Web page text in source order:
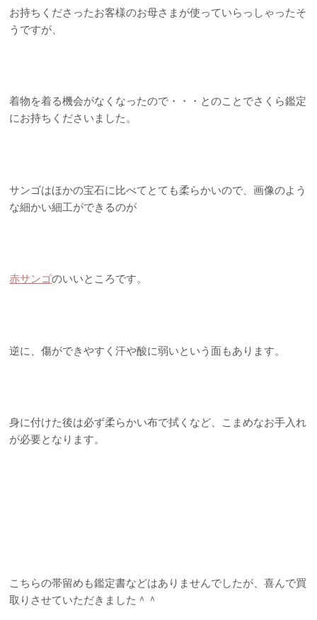
お持ちくださったお客様のお母さまが使っていらっしゃったそ
うですが、
着物を着る機会がなくなったので・・・とのことでさくら鑑定
にお持ちくださいました。
サンゴはほかの宝石に比べてとても柔らかいので、画像のよう
な細かい細工ができるのが
赤サンゴのいいところです。
逆に、傷ができやすく汗や酸に弱いという面もあります。
身に付けた後は必ず柔らかい布で拭くなど、こまめなお手入れ
が必要となります。
こちらの帯留めも鑑定書などはありませんでしたが、喜んで買
取りさせていただきました＾＾